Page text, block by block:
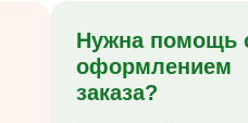
Нужна помощь
оформлением
заказа?